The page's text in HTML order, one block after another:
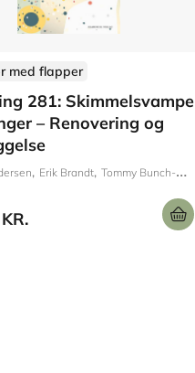
med flapper
281: Skimmelsvampe
– Renovering og
Erik Brandt Tommy Bunch-Nielsen